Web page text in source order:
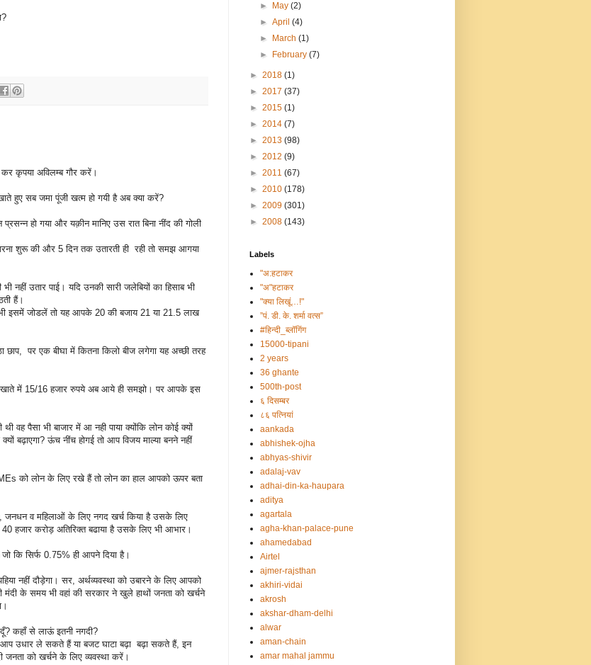
कर कृपया अविलम्ब गौर करें।
हुए सब जमा पूंजी खत्म हो गयी है अब क्या करें?
हो गया और यक़ीन मानिए उस रात बिना नींद की गोली
शुरू की और 5 दिन तक उतारती ही रही तो समझ आगया
नहीं उतार पाई। यदि उनकी सारी जलेबियों का हिसाब भी
हैं।
भी इसमें जोडलें तो यह आपके 20 की बजाय 21 या 21.5 लाख
छाप, पर एक बीघा में कितना किलो बीज लगेगा यह अच्छी तरह
में 15/16 हजार रुपये अब आये ही समझो। पर आपके इस
वह पैसा भी बाजार में आ नही पाया क्योंकि लोन कोई क्यों
बढ़ाएगा? ऊंच नींच होगई तो आप विजय माल्या बनने नहीं
को लोन के लिए रखे हैं तो लोन का हाल आपको ऊपर बता
व महिलाओं के लिए नगद खर्च किया है उसके लिए
करोड़ अतिरिक्त बढाया है उसके लिए भी आभार।
कि सिर्फ 0.75% ही आपने दिया है।
नहीं दौड़ेगा। सर, अर्थव्यवस्था को उबारने के लिए आपको
मंदी के समय भी वहां की सरकार ने खुले हाथों जनता को खर्चने
कहाँ से लाऊं इतनी नगदी?
उधार ले सकते हैं या बजट घाटा बढ़ा बढ़ा सकते हैं, इन
जनता को खर्चने के लिए व्यवस्था करें।
► May(2)
►April(4)
►
March(1)
►
February(7)
► 2018 (1)
► 2017 (37)
► 2015 (1)
► 2014 (7)
► 2013 (98)
► 2012 (9)
► 2011 (67)
► 2010 (178)
► 2009 (301)
► 2008 (143)
Labels
"अ:हटाकर
"अ"हटाकर
"क्या लिखूं…!"
”पं. डी. के. शर्मा वत्स”
#हिन्दी_ब्लॉगिंग
15000-tipani
2 years
36 ghante
500th-post
६ दिसम्बर
८६ पत्नियां
aankada
abhishek-ojha
abhyas-shivir
adalaj-vav
adhai-din-ka-haupara
aditya
agartala
agha-khan-palace-pune
ahamedabad
Airtel
ajmer-rajsthan
akhiri-vidai
akrosh
akshar-dham-delhi
alwar
aman-chain
amar mahal jammu